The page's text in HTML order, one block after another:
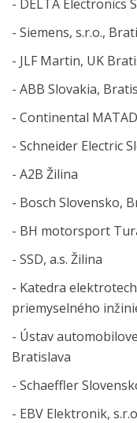
- DELTA Electronics
- Siemens, s.r.o.,
- JLF Martin, UK
- ABB Slovakia,
- Continental
- Schneider Electric
- A2B Žilina
- Bosch Slovensko,
- BH motorsport
- SSD, a.s. Žilina
- Katedra
priemyselného
- Ústav
Bratislava
- Schaeffler
- EBV Elektronik,